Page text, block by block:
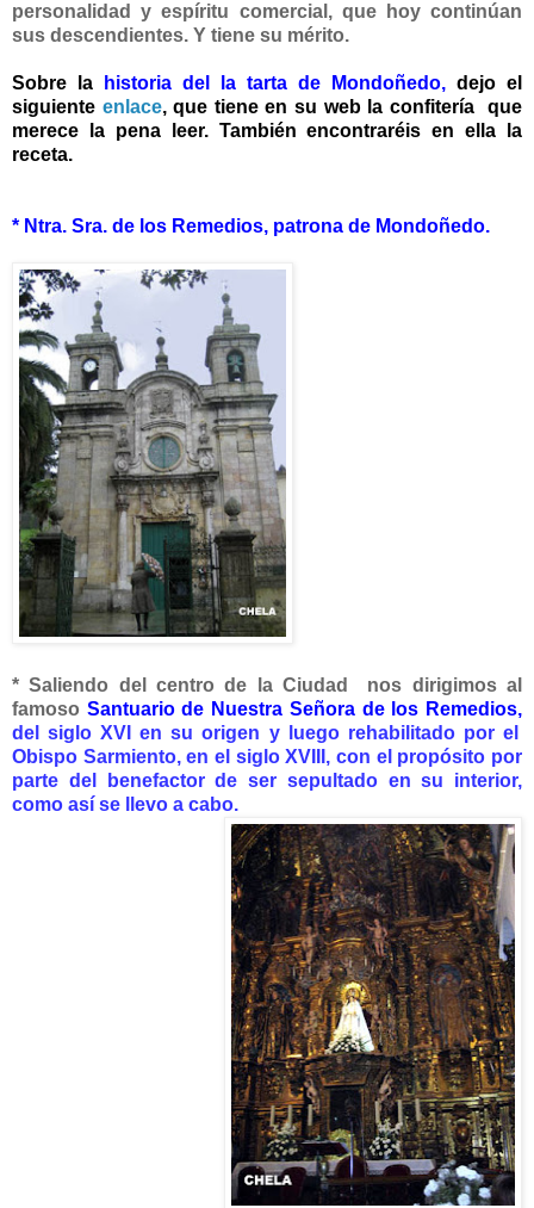
personalidad y espíritu comercial, que hoy continúan
sus descendientes. Y tiene su mérito.
Sobre la historia del la tarta de Mondoñedo, dejo el
siguiente enlace, que tiene en su web la confitería
que
merece la pena leer. También encontraréis en ella la
receta.
* Ntra. Sra. de los Remedios, patrona de Mondoñedo.
* Saliendo del centro de la Ciudad nos dirigimos al
famoso Santuario de Nuestra Señora de los Remedios,
del siglo XVI en su origen y luego rehabilitado por el
Obispo Sarmiento, en el siglo XVIII, con el propósito por
parte del benefactor de ser sepultado en su interior,
como así se llevo a cabo.